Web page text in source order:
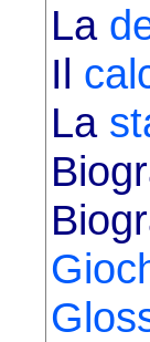
La
Il
La